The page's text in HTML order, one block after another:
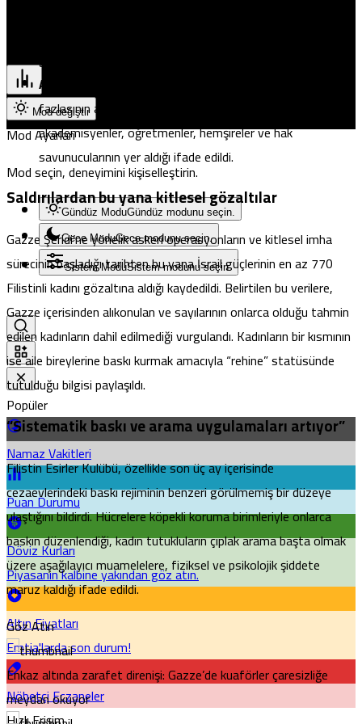
Mod değiştir
Mod Ayarları
Mod seçin, deneyimini kişiselleştirin.
Gündüz ModuGündüz modunu seçin.
Gece ModuGece modunu seçin.
Sistem ModuSistem modunu seçin.
Popüler
Namaz Vakitleri
Puan Durumu
Döviz Kurları
Piyasanın kalbine yakından göz atın.
Altın Fiyatları
Emtia'larda son durum!
Nöbetçi Eczaneler
görmesi gereken 2 ağır hasta kadının bulunduğu bildirildi.
Anneler ve Meslek Grupları:
fazlasının anne olduğu belirtilirken; aralarında gazeteciler,
akademisyenler, öğretmenler, hemşireler ve hak
savunucularının yer aldığı ifade edildi.
Saldırılardan bu yana kitlesel gözaltılar
Gazze Şeridi’ne yönelik askeri operasyonların ve kitlesel imha
sürecinin başladığı tarihten bu yana İsrail güçlerinin en az 770
Filistinli kadını gözaltına aldığı kaydedildi. Belirtilen bu verilere,
Gazze içerisinden alıkonulan ve sayılarının onlarca olduğu tahmin
edilen kadınların dahil edilmediği vurgulandı. Kadınların bir kısmının
ise aile bireylerine baskı kurmak amacıyla “rehine” statüsünde
tutulduğu bilgisi paylaşıldı.
“Sistematik baskı ve arama uygulamaları artıyor”
Filistin Esirler Kulübü, özellikle son üç ay içerisinde
cezaevlerindeki baskı rejiminin benzeri görülmemiş bir düzeye
ulaştığını bildirdi. Hücrelere köpekli koruma birimleriyle onlarca
baskın düzenlendiği, kadın tutukluların çıplak arama başta olmak
üzere aşağılayıcı muamelelere, fiziksel ve psikolojik şiddete
maruz kaldığı ifade edildi.
Göz Atın
Enkaz altında zarafet direnişi: Gazze’de kuaförler çaresizliğe
meydan okuyor